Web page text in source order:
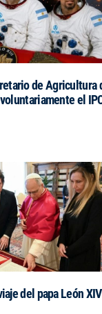
de Agricultura
el
del papa León